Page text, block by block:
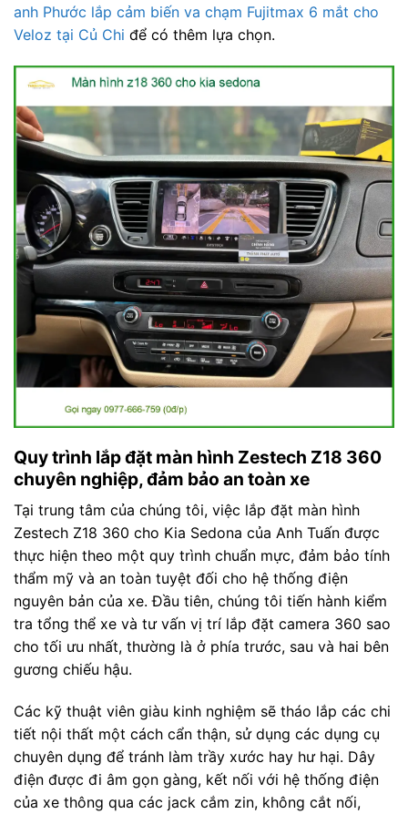
anh Phước lắp cảm biến va chạm Fujitmax 6 mắt cho
Veloz tại Củ Chi để có thêm lựa chọn.
Quy trình lắp đặt màn hình Zestech Z18 360
chuyên nghiệp, đảm bảo an toàn xe
Tại trung tâm của chúng tôi, việc lắp đặt màn hình
Zestech Z18 360 cho Kia Sedona của Anh Tuấn được
thực hiện theo một quy trình chuẩn mực, đảm bảo tính
thẩm mỹ và an toàn tuyệt đối cho hệ thống điện
nguyên bản của xe. Đầu tiên, chúng tôi tiến hành kiểm
tra tổng thể xe và tư vấn vị trí lắp đặt camera 360 sao
cho tối ưu nhất, thường là ở phía trước, sau và hai bên
gương chiếu hậu.
Các kỹ thuật viên giàu kinh nghiệm sẽ tháo lắp các chi
tiết nội thất một cách cẩn thận, sử dụng các dụng cụ
chuyên dụng để tránh làm trầy xước hay hư hại. Dây
điện được đi âm gọn gàng, kết nối với hệ thống điện
của xe thông qua các jack cắm zin, không cắt nối,